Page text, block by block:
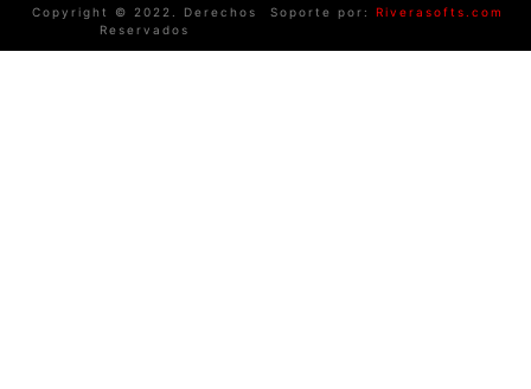
Copyright © 2022. Derechos
Reservados
Soporte por: Riverasofts.com